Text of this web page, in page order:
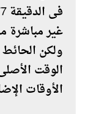
غير مباشرة
ولكن
الوقت
الأوقات